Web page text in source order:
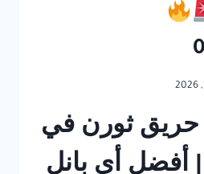
حريق ثورن في
| أفضل أي بانل